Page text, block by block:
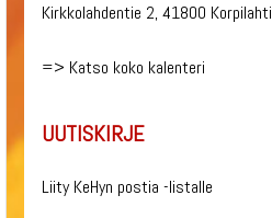
Kirkkolahdentie 2, 41800 Korpilahti
=> Katso koko kalenteri
UUTISKIRJE
Liity KeHyn postia -listalle